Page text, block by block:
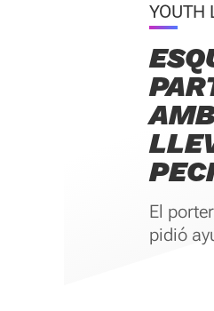
YOUTH
El
pidió